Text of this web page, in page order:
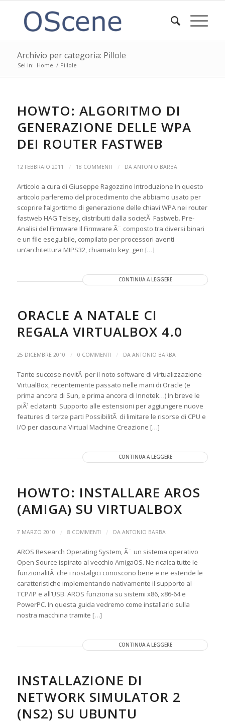
Archivio per categoria: Pillole
Sei in: Home / Pillole
HOWTO: ALGORITMO DI
GENERAZIONE DELLE WPA
DEI ROUTER FASTWEB
12 FEBBRAIO 2011 / 18 COMMENTI / DA ANTONIO BARBA
Articolo a cura di Giuseppe Ragozzino Introduzione In questo
articolo parleremo del procedimento che abbiamo usato per
scoprire l’algortitmo di generazione delle chiavi WPA nei router
fastweb HAG Telsey, distribuiti dalla societÃ Fastweb. Pre-
Analisi del Firmware Il Firmware Ã¨ composto tra diversi binari
e un file eseguibile, compilato per processori aventi
un’architettura MIPS32, chiamato key_gen […]
CONTINUA A LEGGERE
ORACLE A NATALE CI
REGALA VIRTUALBOX 4.0
25 DICEMBRE 2010 / 0 COMMENTI / DA ANTONIO BARBA
Tante succose novitÃ per il noto software di virtualizzazione
VirtualBox, recentemente passato nelle mani di Oracle (e
prima ancora di Sun, e prima ancora di Innotek…) In breve le
piÃ¹ eclatanti: Supporto alle estensioni per aggiungere nuove
features di terze parti PossibilitÃ di limitare le risorse di CPU e
I/O per ciascuna Virtual Machine Creazione […]
CONTINUA A LEGGERE
HOWTO: INSTALLARE AROS
(AMIGA) SU VIRTUALBOX
7 MARZO 2010 / 8 COMMENTI / DA ANTONIO BARBA
AROS Research Operating System, Ã¨ un sistema operativo
Open Source ispirato al vecchio AmigaOS. Ne ricalca tutte le
funzionalitÃ che i nostalgici conoscono bene e ne estende le
caratteristiche implementando nativamente il supporto al
TCP/IP e all’USB. AROS funziona su sistemi x86, x86-64 e
PowerPC. In questa guida vedremo come installarlo sulla
nostra macchina tramite […]
CONTINUA A LEGGERE
INSTALLAZIONE DI
NETWORK SIMULATOR 2
(NS2) SU UBUNTU